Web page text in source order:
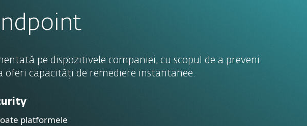
pe dispozitivele companiei, cu scopul de a preveni
capacități de remediere instantanee.
platformele